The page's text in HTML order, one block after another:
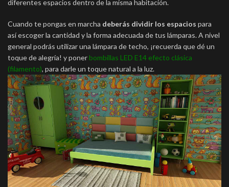
diferentes espacios dentro de la misma habitación.
Cuando te pongas en marcha deberás dividir los espacios para
así escoger la cantidad y la forma adecuada de tus lámparas. A nivel
general podrás utilizar una lámpara de techo, ¡recuerda que dé un
toque de alegría! y poner bombillas LED E14 efecto clásica
(filamento), para darle un toque natural a la luz.